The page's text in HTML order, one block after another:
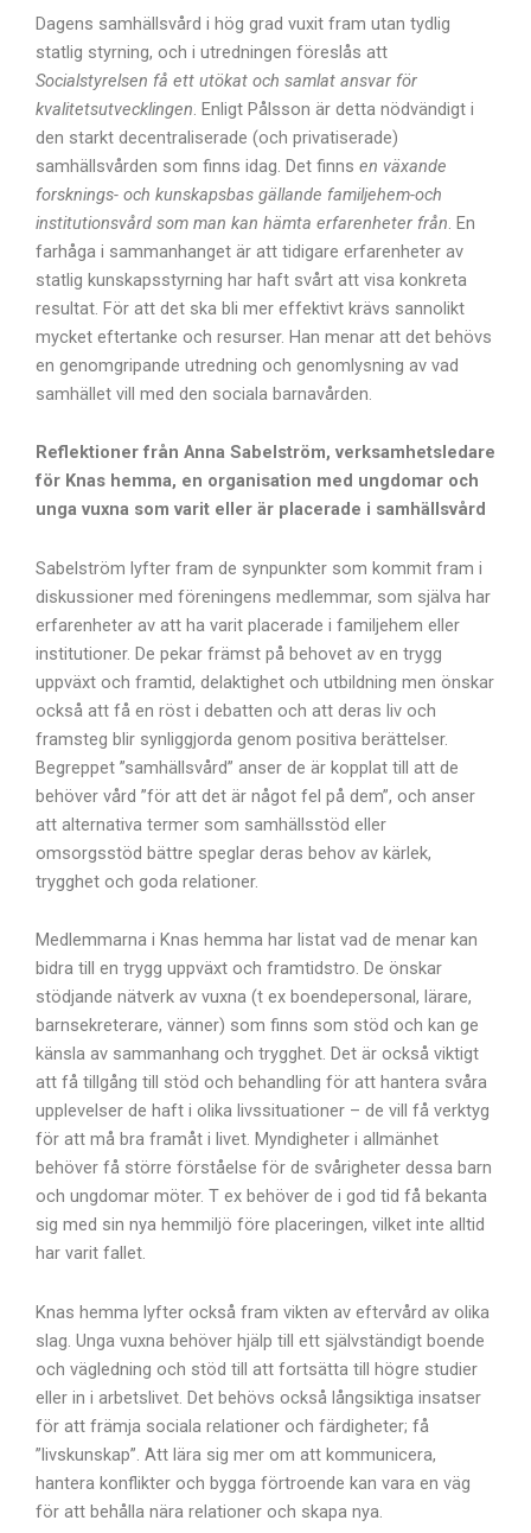
Dagens samhällsvård i hög grad vuxit fram utan tydlig
statlig styrning, och i utredningen föreslås att
Socialstyrelsen få ett utökat och samlat ansvar för
kvalitetsutvecklingen. Enligt Pålsson är detta nödvändigt i
den starkt decentraliserade (och privatiserade)
samhällsvården som finns idag. Det finns en växande
forsknings- och kunskapsbas gällande familjehem-och
institutionsvård som man kan hämta erfarenheter från. En
farhåga i sammanhanget är att tidigare erfarenheter av
statlig kunskapsstyrning har haft svårt att visa konkreta
resultat. För att det ska bli mer effektivt krävs sannolikt
mycket eftertanke och resurser. Han menar att det behövs
en genomgripande utredning och genomlysning av vad
samhället vill med den sociala barnavården.
Reflektioner från Anna Sabelström, verksamhetsledare
för Knas hemma, en organisation med ungdomar och
unga vuxna som varit eller är placerade i samhällsvård
Sabelström lyfter fram de synpunkter som kommit fram i
diskussioner med föreningens medlemmar, som själva har
erfarenheter av att ha varit placerade i familjehem eller
institutioner. De pekar främst på behovet av en trygg
uppväxt och framtid, delaktighet och utbildning men önskar
också att få en röst i debatten och att deras liv och
framsteg blir synliggjorda genom positiva berättelser.
Begreppet ”samhällsvård” anser de är kopplat till att de
behöver vård ”för att det är något fel på dem”, och anser
att alternativa termer som samhällsstöd eller
omsorgsstöd bättre speglar deras behov av kärlek,
trygghet och goda relationer.
Medlemmarna i Knas hemma har listat vad de menar kan
bidra till en trygg uppväxt och framtidstro. De önskar
stödjande nätverk av vuxna (t ex boendepersonal, lärare,
barnsekreterare, vänner) som finns som stöd och kan ge
känsla av sammanhang och trygghet. Det är också viktigt
att få tillgång till stöd och behandling för att hantera svåra
upplevelser de haft i olika livssituationer – de vill få verktyg
för att må bra framåt i livet. Myndigheter i allmänhet
behöver få större förståelse för de svårigheter dessa barn
och ungdomar möter. T ex behöver de i god tid få bekanta
sig med sin nya hemmiljö före placeringen, vilket inte alltid
har varit fallet.
Knas hemma lyfter också fram vikten av eftervård av olika
slag. Unga vuxna behöver hjälp till ett självständigt boende
och vägledning och stöd till att fortsätta till högre studier
eller in i arbetslivet. Det behövs också långsiktiga insatser
för att främja sociala relationer och färdigheter; få
”livskunskap”. Att lära sig mer om att kommunicera,
hantera konflikter och bygga förtroende kan vara en väg
för att behålla nära relationer och skapa nya.